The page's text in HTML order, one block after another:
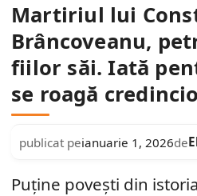
Martiriul lui
Brâncoveanu,
fiilor săi. Iată
se roagă
publicat peianuarie 1, 2026de
Puține povești din